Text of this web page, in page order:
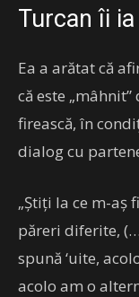
Turcan îi
Ea a arătat că
că este
firească, în
dialog cu
„Ştiţi la ce m-aş
păreri diferite,
spună ‘uite,
acolo am o